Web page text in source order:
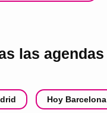
las agendas
Hoy Barcelona